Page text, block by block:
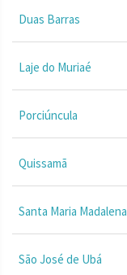
Duas Barras
Laje do Muriaé
Porciúncula
Quissamã
Santa Maria Madalena
São José de Ubá